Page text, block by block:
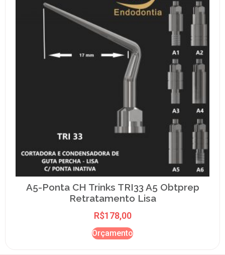
A5-Ponta CH Trinks TRI33 A5 Obtprep
Retratamento Lisa
R$178,00
Orçamento